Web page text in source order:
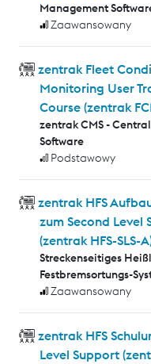
Management
Zaawansowany
zentrak Fleet
Monitoring User
Course (zentrak
zentrak CMS -
Software
Podstawowy
zentrak HFS
zum Second Level
(zentrak HFS-SLS-
Streckenseitiges
Festbremsortungs-
Zaawansowany
zentrak HFS
Level Support